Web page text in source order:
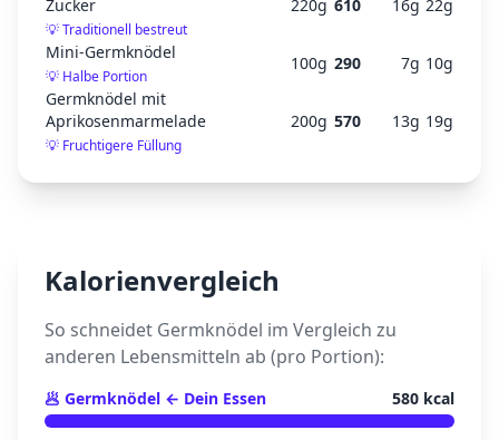
Zucker
💡Traditionell bestreut
220g 610 16g 22g
Mini-Germknödel
💡 Halbe Portion
100g 290 7g 10g
Germknödel mit
Aprikosenmarmelade
💡 Fruchtigere Füllung
200g 570 13g 19g
Kalorienvergleich
So schneidet Germknödel im Vergleich zu
anderen Lebensmitteln ab (pro Portion):
🥟 Germknödel ← Dein Essen 580 kcal